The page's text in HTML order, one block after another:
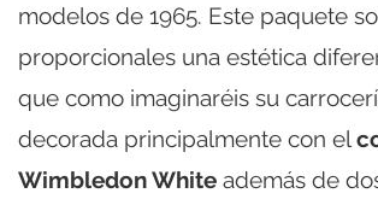
modelos de 1965. Este paquete
proporcionales una estética
que como imaginaréis su
decorada principalmente con el
Wimbledon White además de